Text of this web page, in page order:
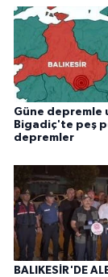
Güne depremle
Bigadiç'te peş
depremler
BALIKESİR'DE